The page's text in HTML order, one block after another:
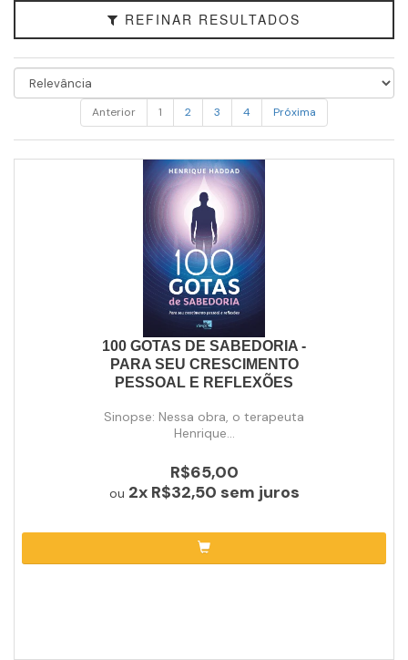
REFINAR RESULTADOS
Anterior 1 2 3 4 Próxima
100 GOTAS DE SABEDORIA -
PARA SEU CRESCIMENTO
PESSOAL E REFLEXÕES
Sinopse: Nessa obra, o terapeuta
Henrique...
R$65,00
ou 2x R$32,50 sem juros